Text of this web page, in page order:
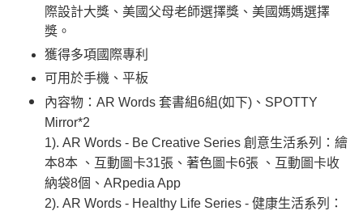
際設計大獎、美國父母老師選擇獎、美國媽媽選擇
獎。
獲得多項國際專利
可用於手機、平板
內容物：AR Words 套書組6組(如下)、SPOTTY
Mirror*2
1). AR Words - Be Creative Series 創意生活系列： 繪
本8本 、互動圖卡31張、著色圖卡6張 、互動圖卡收
納袋8個、ARpedia App
2). AR Words - Healthy Life Series - 健康生活系列：